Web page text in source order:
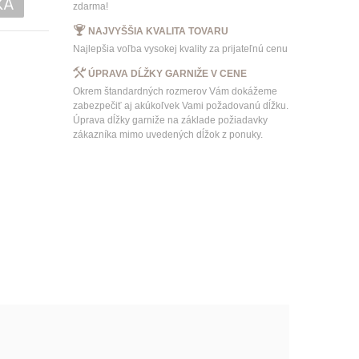
zdarma!
NAJVYŠŠIA KVALITA TOVARU
Najlepšia voľba vysokej kvality za prijateľnú cenu
ÚPRAVA DĹŽKY GARNIŽE V CENE
Okrem štandardných rozmerov Vám dokážeme
zabezpečiť aj akúkoľvek Vami požadovanú dĺžku.
Úprava dĺžky garniže na základe požiadavky
zákazníka mimo uvedených dĺžok z ponuky.